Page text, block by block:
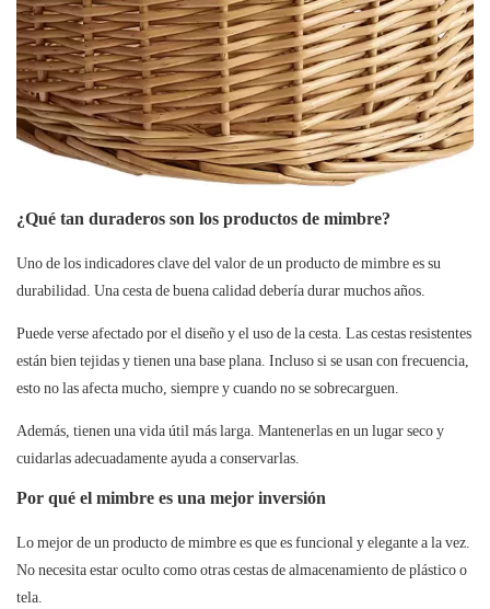
¿Qué tan duraderos son los productos de mimbre?
Uno de los indicadores clave del valor de un producto de mimbre es su
durabilidad. Una cesta de buena calidad debería durar muchos años.
Puede verse afectado por el diseño y el uso de la cesta. Las cestas resistentes
están bien tejidas y tienen una base plana. Incluso si se usan con frecuencia,
esto no las afecta mucho, siempre y cuando no se sobrecarguen.
Además, tienen una vida útil más larga. Mantenerlas en un lugar seco y
cuidarlas adecuadamente ayuda a conservarlas.
Por qué el mimbre es una mejor inversión
Lo mejor de un producto de mimbre es que es funcional y elegante a la vez.
No necesita estar oculto como otras cestas de almacenamiento de plástico o
tela.